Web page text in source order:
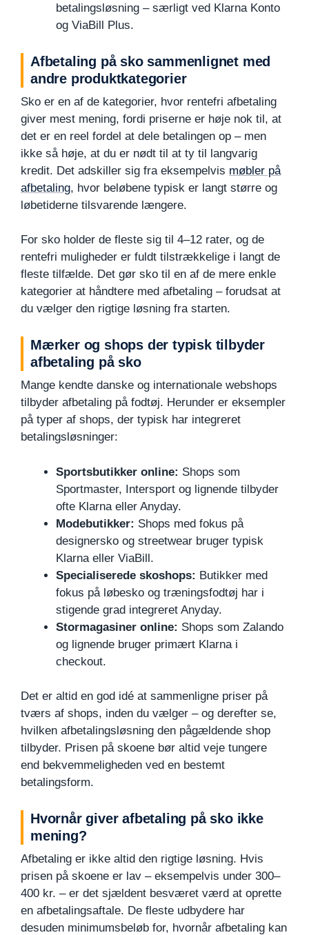
betalingsløsning – særligt ved Klarna Konto
og ViaBill Plus.
Afbetaling på sko sammenlignet med
andre produktkategorier
Sko er en af de kategorier, hvor rentefri afbetaling
giver mest mening, fordi priserne er høje nok til, at
det er en reel fordel at dele betalingen op – men
ikke så høje, at du er nødt til at ty til langvarig
kredit. Det adskiller sig fra eksempelvis møbler på
afbetaling, hvor beløbene typisk er langt større og
løbetiderne tilsvarende længere.
For sko holder de fleste sig til 4–12 rater, og de
rentefri muligheder er fuldt tilstrækkelige i langt de
fleste tilfælde. Det gør sko til en af de mere enkle
kategorier at håndtere med afbetaling – forudsat at
du vælger den rigtige løsning fra starten.
Mærker og shops der typisk tilbyder
afbetaling på sko
Mange kendte danske og internationale webshops
tilbyder afbetaling på fodtøj. Herunder er eksempler
på typer af shops, der typisk har integreret
betalingsløsninger:
Sportsbutikker online: Shops som
Sportmaster, Intersport og lignende tilbyder
ofte Klarna eller Anyday.
Modebutikker: Shops med fokus på
designersko og streetwear bruger typisk
Klarna eller ViaBill.
Specialiserede skoshops: Butikker med
fokus på løbesko og træningsfodtøj har i
stigende grad integreret Anyday.
Stormagasiner online: Shops som Zalando
og lignende bruger primært Klarna i
checkout.
Det er altid en god idé at sammenligne priser på
tværs af shops, inden du vælger – og derefter se,
hvilken afbetalingsløsning den pågældende shop
tilbyder. Prisen på skoene bør altid veje tungere
end bekvemmeligheden ved en bestemt
betalingsform.
Hvornår giver afbetaling på sko ikke
mening?
Afbetaling er ikke altid den rigtige løsning. Hvis
prisen på skoene er lav – eksempelvis under 300–
400 kr. – er det sjældent besværet værd at oprette
en afbetalingsaftale. De fleste udbydere har
desuden minimumsbeløb for, hvornår afbetaling kan